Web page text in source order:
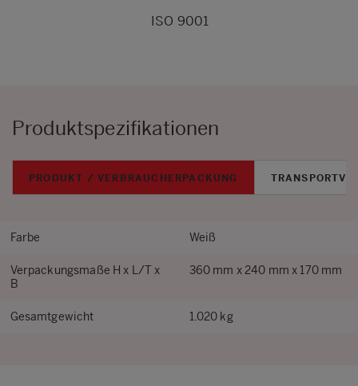
ISO 9001
Produktspezifikationen
PRODUKT / VERBRAUCHERPACKUNG
Farbe Weiß
Verpackungsmaße H x L/T x
B
360 mm x 240 mm x 170 mm
Gesamtgewicht 1.020 kg